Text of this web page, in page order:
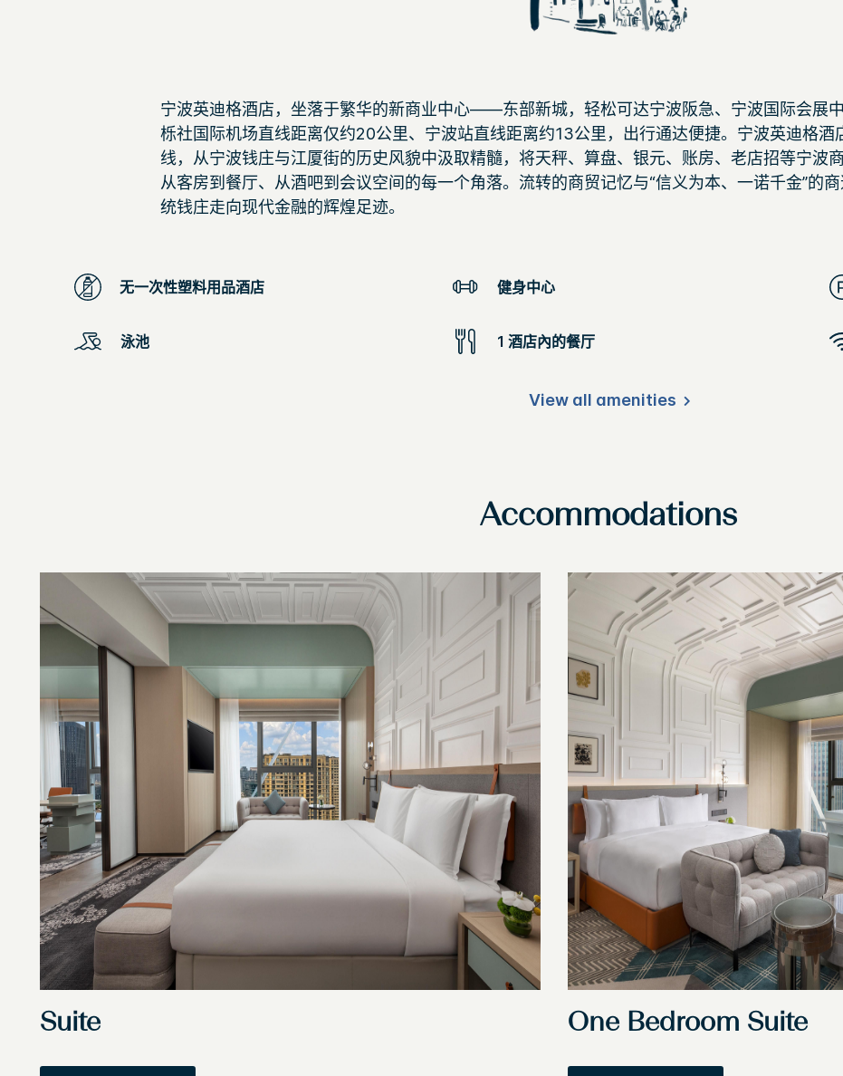
宁波英迪格酒店，坐落于繁华的新商业中心——东部新城，轻松可达宁波阪急、宁波国际会展
栎社国际机场直线距离仅约20公里、宁波站直线距离约13公里，出行通达便捷。宁波英迪格酒
线，从宁波钱庄与江厦街的历史风貌中汲取精髓，将天秤、算盘、银元、账房、老店招等宁波
从客房到餐厅、从酒吧到会议空间的每一个角落。流转的商贸记忆与“信义为本、一诺千金”的
统钱庄走向现代金融的辉煌足迹。
无一次性塑料用品酒店 健身中心
泳池 1 酒店內的餐厅
View all amenities
Accommodations
Suite One Bedroom Suite